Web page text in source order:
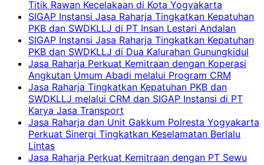
Titik Rawan Kecelakaan di Kota Yogyakarta
SIGAP Instansi Jasa Raharja Tingkatkan Kepatuhan
PKB dan SWDKLLJ di PT Insan Lestari Andalan
SIGAP Instansi Jasa Raharja Tingkatkan Kepatuhan
PKB dan SWDKLLJ di Dua Kalurahan Gunungkidul
Jasa Raharja Perkuat Kemitraan dengan Koperasi
Angkutan Umum Abadi melalui Program CRM
Jasa Raharja Tingkatkan Kepatuhan PKB dan
SWDKLLJ melalui CRM dan SIGAP Instansi di PT
Karya Jasa Transport
Jasa Raharja dan Unit Gakkum Polresta Yogyakarta
Perkuat Sinergi Tingkatkan Keselamatan Berlalu
Lintas
Jasa Raharja Perkuat Kemitraan dengan PT Sewu